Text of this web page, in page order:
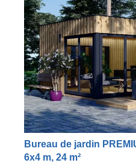
Bureau de jardin
6x4 m, 24 m²